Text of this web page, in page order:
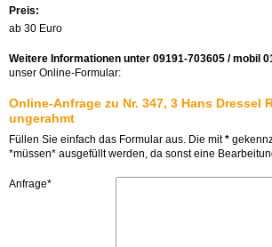
Preis:
ab 30 Euro
Weitere Informationen unter 09191-703605 / mobil
unser Online-Formular:
Online-Anfrage zu Nr. 347, 3 Hans Dressel
ungerahmt
Füllen Sie einfach das Formular aus. Die mit*
*müssen* ausgefüllt werden, da sonst eine
Anfrage*